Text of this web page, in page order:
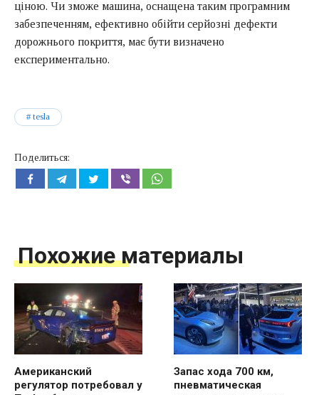
ціною. Чи зможе машина, оснащена таким програмним
забезпеченням, ефективно обійти серйозні дефекти
дорожнього покриття, має бути визначено
експериментально.
tesla
Поделиться:
Похожие материалы
Американский
регулятор потребовал у
Запас хода 700 км,
пневматическая